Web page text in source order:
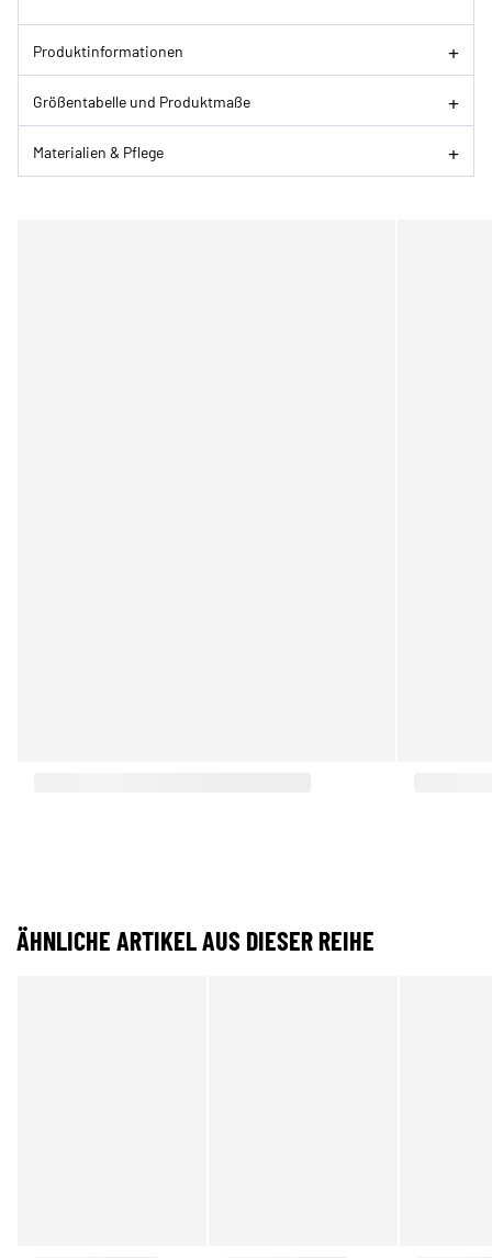
Produktinformationen
Größentabelle und Produktmaße
Materialien & Pflege
ÄHNLICHE ARTIKEL AUS DIESER REIHE